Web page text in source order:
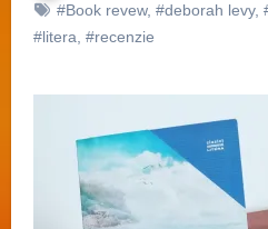
#Book revew, #deborah levy,
#litera, #recenzie